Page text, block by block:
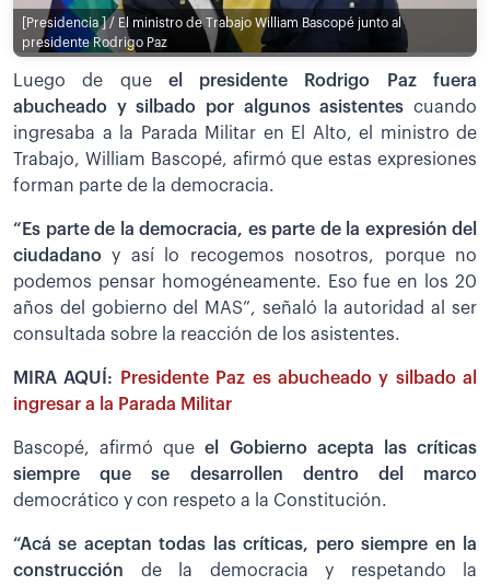
[Presidencia ] / El ministro de Trabajo William Bascopé junto al
presidente Rodrigo Paz
Luego de que el presidente Rodrigo Paz fuera
abucheado y silbado por algunos asistentes cuando
ingresaba a la Parada Militar en El Alto, el ministro de
Trabajo, William Bascopé, afirmó que estas expresiones
forman parte de la democracia.
“Es parte de la democracia, es parte de la expresión del
ciudadano y así lo recogemos nosotros, porque no
podemos pensar homogéneamente. Eso fue en los 20
años del gobierno del MAS”, señaló la autoridad al ser
consultada sobre la reacción de los asistentes.
MIRA AQUÍ:
Presidente Paz es abucheado y silbado al
ingresar a la Parada Militar
Bascopé, afirmó que el Gobierno acepta las críticas
siempre que se desarrollen dentro del marco
democrático y con respeto a la Constitución.
“Acá se aceptan todas las críticas, pero siempre en la
construcción de la democracia y respetando la